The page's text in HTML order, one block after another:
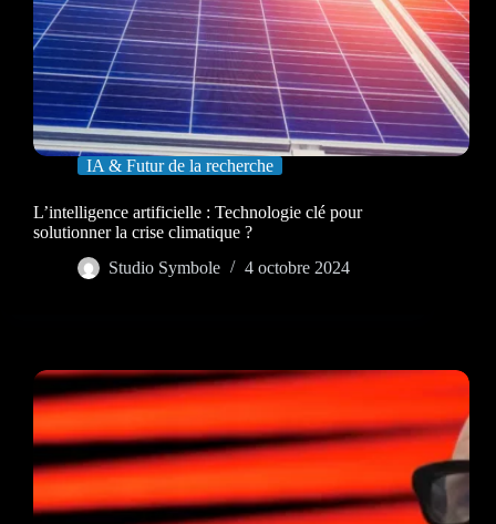
IA & Futur de la recherche
L’intelligence artificielle : Technologie clé pour
solutionner la crise climatique ?
Studio Symbole
4 octobre 2024